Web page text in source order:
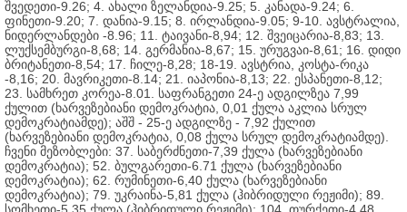
შვედეთი-9.26; 4. ახალი ზელანდია-9.25; 5. კანადა-9.24; 6.
ფინეთი-9.20; 7. დანია-9.15; 8. ირლანდია-9.05; 9-10. ავსტრალია,
ნიდერლანდები -8.96; 11. ტაივანი-8,94; 12. შვეიცარია-8,83; 13.
ლუქსემბურგი-8,68; 14. გერმანია-8,67; 15. ურუგვაი-8,61; 16. დიდი
ბრიტანეთი-8,54; 17. ჩილე-8,28; 18-19. ავსტრია, კოსტა-რიკა
-8,16; 20. მავრიკეთი-8.14; 21. იაპონია-8,13; 22. ესპანეთი-8,12;
23. სამხრეთ კორეა-8.01. საფრანგეთი 24-ე ადგილზეა 7,99
ქულით (ხარვეზებიანი დემოკრატია, 0,01 ქულა აკლია სრულ
დემოკრატიამდე); აშშ - 25-ე ადგილზე - 7,92 ქულით
(ხარვეზებიანი დემოკრატია, 0,08 ქულა სრულ დემოკრატიამდე).
ჩვენი მეზობლები: 37. საბერძნეთი-7,39 ქულა (ხარვეზებიანი
დემოკრატია); 52. ბულგარეთი-6.71 ქულა (ხარვეზებიანი
დემოკრატია); 62. რუმინეთი-6,40 ქულა (ხარვეზებიანი
დემოკრატია); 79. უკრაინა-5,81 ქულა (ჰიბრიდული რეჟიმი); 89.